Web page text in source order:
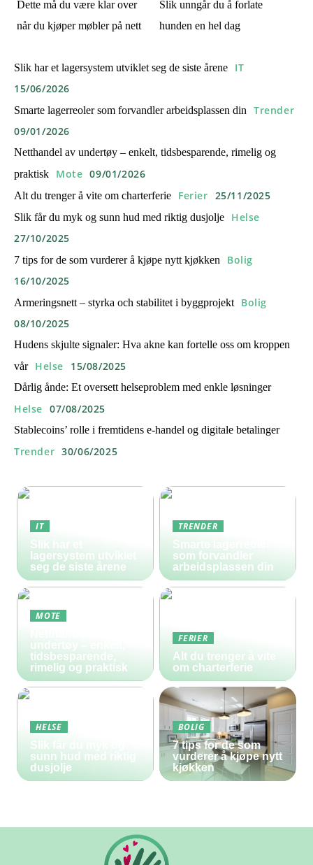
Dette må du være klar over
når du kjøper møbler på nett
Slik unngår du å forlate
hunden en hel dag
Slik har et lagersystem utviklet seg de siste årene
IT
15/06/2026
Smarte lagerreoler som forvandler arbeidsplassen din
Trender
09/01/2026
Netthandel av undertøy – enkelt, tidsbesparende, rimelig og
praktisk
Mote 09/01/2026
Alt du trenger å vite om charterferie Ferier 25/11/2025
Slik får du myk og sunn hud med riktig dusjolje
Helse
27/10/2025
7 tips for de som vurderer å kjøpe nytt kjøkken
Bolig
16/10/2025
Armeringsnett – styrka och stabilitet i byggprojekt
Bolig
08/10/2025
Hudens skjulte signaler: Hva akne kan fortelle oss om kroppen
vår
Helse 15/08/2025
Dårlig ånde: Et oversett helseproblem med enkle løsninger
Helse 07/08/2025
Stablecoins’ rolle i fremtidens e-handel og digitale betalinger
Trender 30/06/2025
IT
Slik har et
lagersystem utviklet
seg de siste årene
TRENDER
Smarte lagerreoler
som forvandler
arbeidsplassen din
MOTE
undertøy – enkelt,
tidsbesparende,
rimelig og praktisk
FERIER
Alt du trenger å vite
om charterferie
HELSE
Slik får du myk og
sunn hud med riktig
dusjolje
BOLIG
7 tips for de som
vurderer å kjøpe nytt
kjøkken